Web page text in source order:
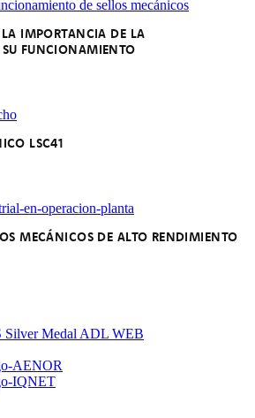
IMPORTANCIA DE LA
FUNCIONAMIENTO
LSC41
MECÁNICOS DE ALTO RENDIMIENTO